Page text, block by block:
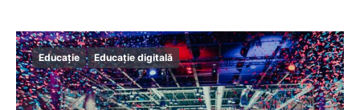
Educație Educație digitală